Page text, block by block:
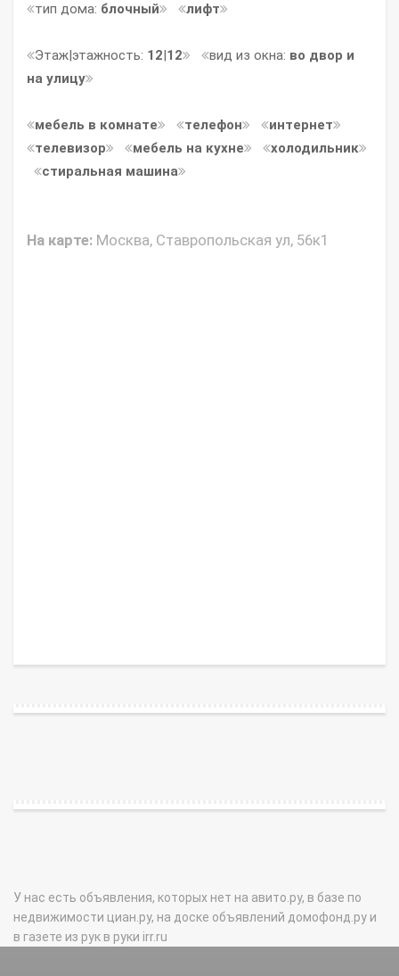
тип дома: блочный лифт
Этаж|этажность: 12|12 вид из окна: во двор и
на улицу
мебель в комнате телефон
интернет
телевизор
мебель на кухне
холодильник
стиральная машина
На карте: Москва, Ставропольская ул, 56к1
У нас есть объявления, которых нет на авито.ру, в базе по
недвижимости циан.ру, на доске объявлений домофонд.ру и
в газете из рук в руки irr.ru